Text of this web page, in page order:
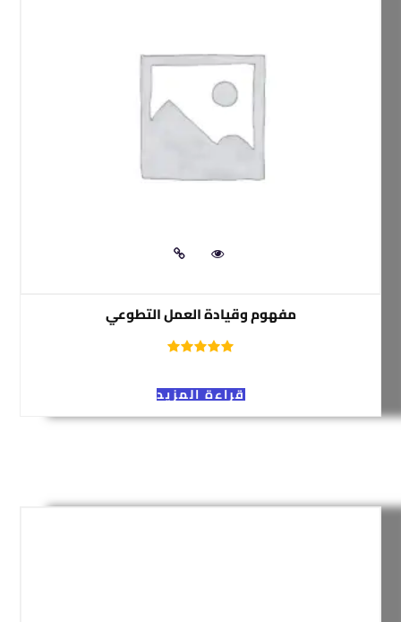
مفهوم وقيادة العمل التطوعي
قراءة المزيد